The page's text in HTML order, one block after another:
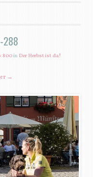
288
800inDer Herbst ist da!
→